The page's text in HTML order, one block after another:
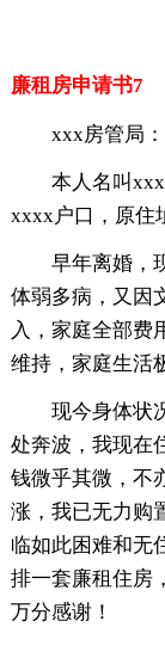
廉租房申请书7
xxx房管局：
本人名叫
xxxx户口，原住
早年离婚，
体弱多病，又因
入，家庭全部费
维持，家庭生活
现今身体状
处奔波，我现在
钱微乎其微，不
涨，我已无力购
临如此困难和无
排一套廉租住房
万分感谢！